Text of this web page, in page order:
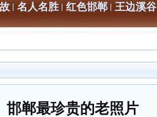
名人名胜 红色邯郸 王边溪谷
邯郸最珍贵的老照片